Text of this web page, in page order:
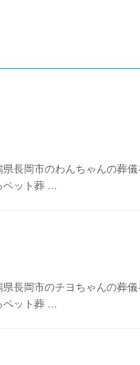
長岡市のわんちゃんの葬
ペット葬 ...
長岡市のチヨちゃんの葬
ペット葬 ...